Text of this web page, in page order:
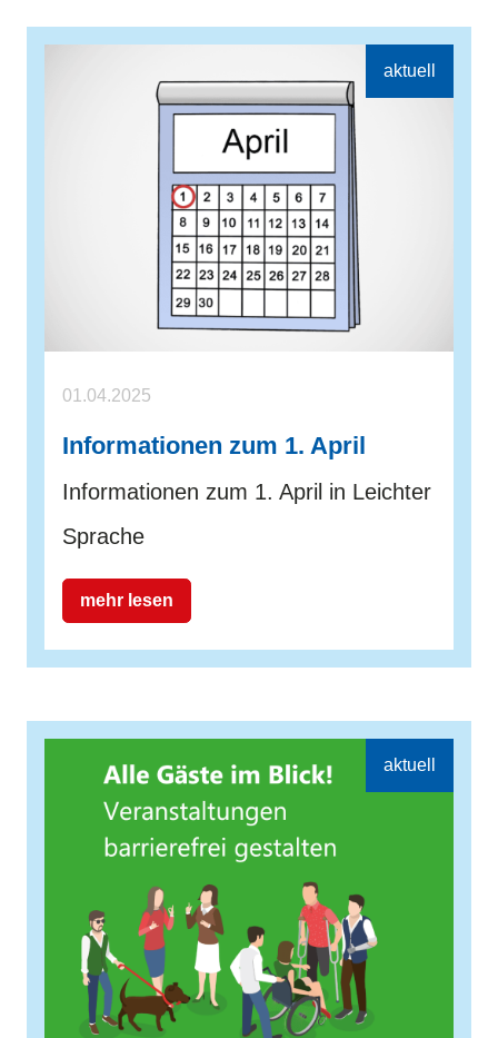
01.04.2025
Informationen zum 1. April
Informationen zum 1. April in Leichter
Sprache
mehr lesen